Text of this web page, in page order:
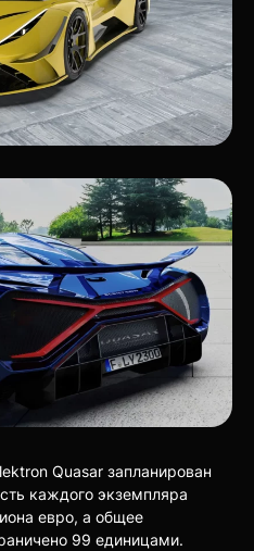
Quasar запланирован
каждого экземпляра
евро, а общее
99 единицами.